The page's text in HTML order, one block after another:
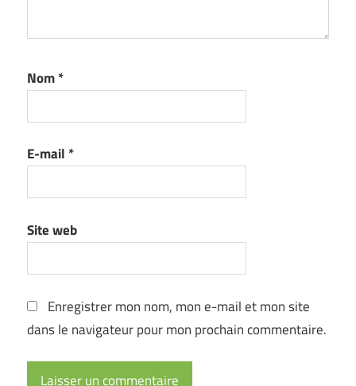
Nom*
E-mail *
Site web
Enregistrer mon nom, mon e-mail et mon site
dans le navigateur pour mon prochain commentaire.